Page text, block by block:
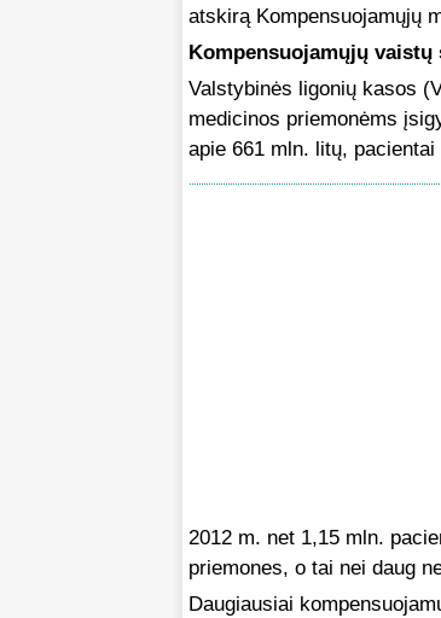
atskirą Kompensuojamųjų
Kompensuojamųjų
Valstybinės ligonių kasos
medicinos priemonėms
apie 661 mln. litų,
2012 m. net 1,15 mln.
priemones, o tai nei daug
Daugiausiai